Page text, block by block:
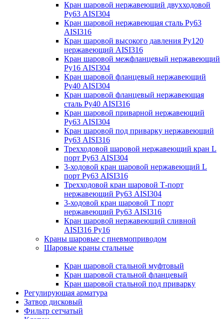
Кран шаровой нержавеющий двухходовой
Ру63 AISI304
Кран шаровой нержавеющая сталь Ру63
AISI316
Кран шаровой высокого давления Ру120
нержавеющий AISI316
Кран шаровой межфланцевый нержавеющий
Ру16 AISI304
Кран шаровой фланцевый нержавеющий
Ру40 AISI304
Кран шаровой фланцевый нержавеющая
сталь Ру40 AISI316
Кран шаровой приварной нержавеющий
Ру63 AISI304
Кран шаровой под приварку нержавеющий
Ру63 AISI316
Трехходовой шаровой нержавеющий кран L
порт Ру63 AISI304
3-ходовой кран шаровой нержавеющий L
порт Ру63 AISI316
Трехходовой кран шаровой Т-порт
нержавеющий Ру63 AISI304
3-ходовой кран шаровой Т порт
нержавеющий Ру63 AISI316
Кран шаровой нержавеющий сливной
AISI316 Ру16
Краны шаровые с пневмоприводом
Шаровые краны стальные
Кран шаровой стальной муфтовый
Кран шаровой стальной фланцевый
Кран шаровой стальной под приварку
Регулирующая арматура
Затвор дисковый
Фильтр сетчатый